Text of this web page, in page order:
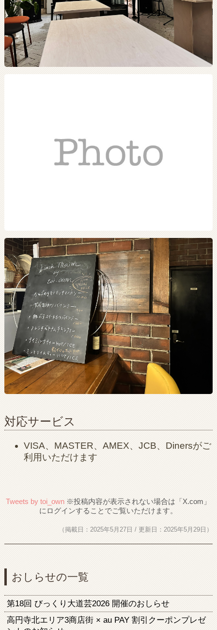
対応サービス
VISA、MASTER、AMEX、JCB、Dinersがご
利用いただけます
Tweets by toi_own
（掲載日：2025年5月27日 / 更新日：2025年5月29日）
おしらせの一覧
第18回 びっくり大道芸2026 開催のおしらせ
高円寺北エリア3商店街 × au PAY 割引クーポンプレゼ